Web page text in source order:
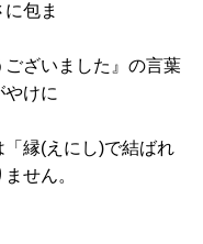
包ま
ざいました』の言葉
やけに
縁(えにし)で結ばれ
せん。